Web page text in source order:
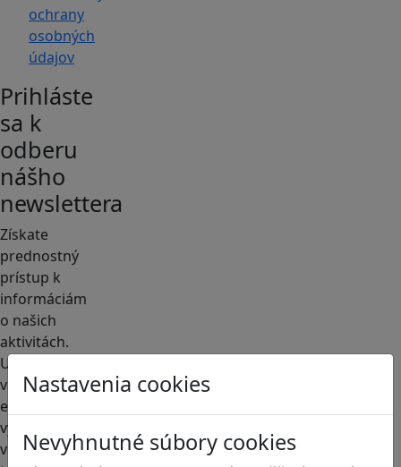
Nastavenia cookies
Nevyhnutné súbory cookies
ochrany
osobných
údajov
Prihláste
sa k
odberu
nášho
newslettera
Získate
prednostný
prístup k
informáciám
o našich
aktivitách.
Ukážeme
vám, ako
efektívne
využívať hry
vo výučbe